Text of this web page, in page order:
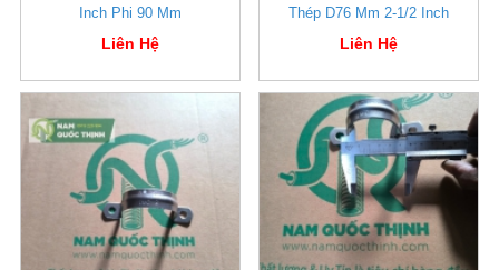
Inch Phi 90 Mm
Liên Hệ
Thép D76 Mm 2-1/2 Inch
Liên Hệ